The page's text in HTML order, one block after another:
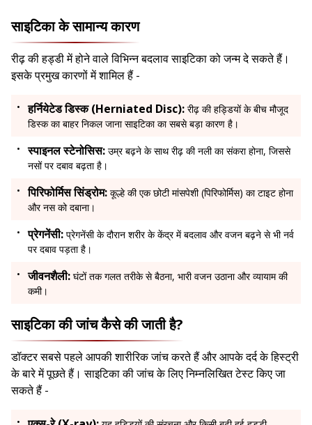
साइटिका के सामान्य कारण
रीढ़ की हड्डी में होने वाले विभिन्न बदलाव साइटिका को जन्म दे सकते हैं।
इसके प्रमुख कारणों में शामिल हैं -
हर्नियेटेड डिस्क (Herniated Disc): रीढ़ की हड्डियों के बीच मौजूद
डिस्क का बाहर निकल जाना साइटिका का सबसे बड़ा कारण है।
स्पाइनल स्टेनोसिस: उम्र बढ़ने के साथ रीढ़ की नली का संकरा होना, जिससे
नसों पर दबाव बढ़ता है।
पिरिफोर्मिस सिंड्रोम: कूल्हे की एक छोटी मांसपेशी (पिरिफोर्मिस) का टाइट होना
और नस को दबाना।
प्रेगनेंसी: प्रेगनेंसी के दौरान शरीर के केंद्र में बदलाव और वजन बढ़ने से भी नर्व
पर दबाव पड़ता है।
जीवनशैली: घंटों तक गलत तरीके से बैठना, भारी वजन उठाना और व्यायाम की
कमी।
साइटिका की जांच कैसे की जाती है?
डॉक्टर सबसे पहले आपकी शारीरिक जांच करते हैं और आपके दर्द के हिस्ट्री
के बारे में पूछते हैं। साइटिका की जांच के लिए निम्नलिखित टेस्ट किए जा
सकते हैं -